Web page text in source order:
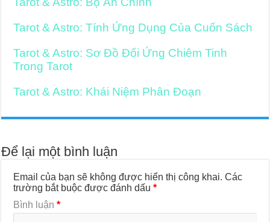
Tarot & Astro: Tính Ứng Dụng Của Cuốn Sách
Tarot & Astro: Sơ Đồ Đối Ứng Chiêm Tinh
Trong Tarot
Tarot & Astro: Khái Niệm Phân Đoạn
Để lại một bình luận
Email của bạn sẽ không được hiển thị công khai. Các
trường bắt buộc được đánh dấu*
Bình luận*